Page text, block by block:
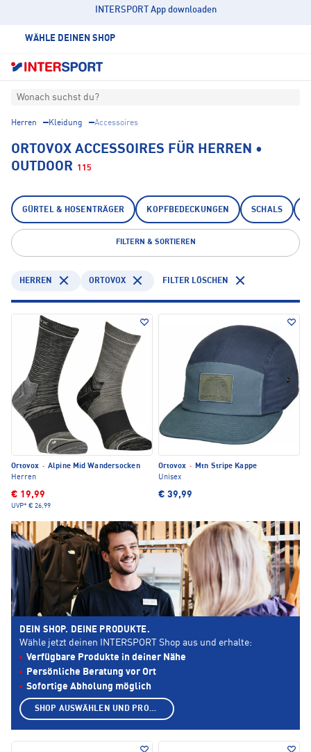
INTERSPORT App downloaden
WÄHLE DEINEN SHOP
Wonach suchst du?
Herren Kleidung Accessoires
ORTOVOX ACCESSOIRES FÜR HERREN •
OUTDOOR 115
GÜRTEL & HOSENTRÄGER KOPFBEDECKUNGEN SCHALS
FILTERN & SORTIEREN
HERREN ORTOVOX FILTER LÖSCHEN
Ortovox · Alpine Mid Wandersocken
Herren
€ 19,99
UVP* € 26,99
Ortovox ·
Mtn Stripe Kappe
Unisex
€ 39,99
DEIN SHOP. DEINE PRODUKTE.
Wähle jetzt deinen INTERSPORT Shop aus und erhalte:
Verfügbare Produkte in deiner Nähe
Persönliche Beratung vor Ort
Sofortige Abholung möglich
SHOP AUSWÄHLEN UND PRODUKTE ANZEIGEN